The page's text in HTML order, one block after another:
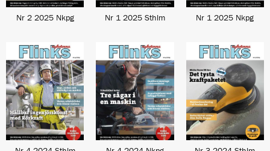
Nr 2 2025 Nkpg Nr 1 2025 Sthlm Nr 1 2025 Nkpg